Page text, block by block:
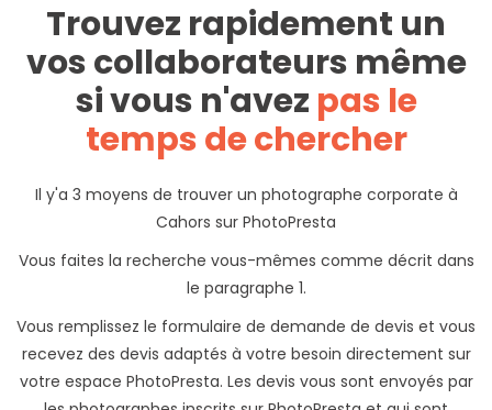
Trouvez rapidement un
vos collaborateurs même
si vous n'avez pas le
temps de chercher
Il y'a 3 moyens de trouver un photographe corporate à
Cahors sur PhotoPresta
Vous faites la recherche vous-mêmes comme décrit dans
le paragraphe 1.
Vous remplissez le formulaire de demande de devis et vous
recevez des devis adaptés à votre besoin directement sur
votre espace PhotoPresta. Les devis vous sont envoyés par